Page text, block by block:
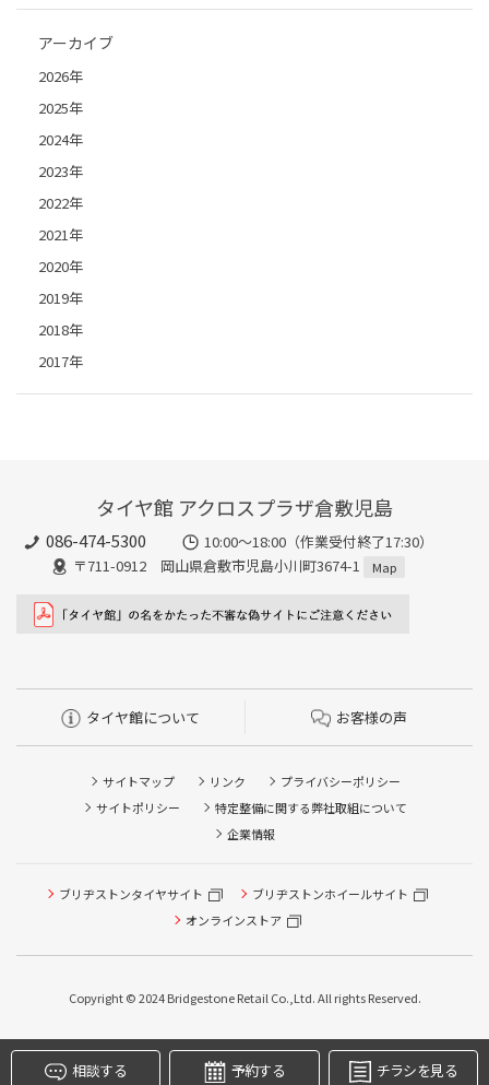
アーカイブ
2026年
2025年
2024年
2023年
2022年
2021年
2020年
2019年
2018年
2017年
タイヤ館 アクロスプラザ倉敷児島
086-474-5300
10:00〜18:00（作業受付終了17:30）
〒711-0912 岡山県倉敷市児島小川町3674-1
Map
タイヤ館について お客様の声
サイトマップ リンク
プライバシーポリシー
サイトポリシー
特定整備に関する弊社取組について
企業情報
ブリヂストンタイヤサイト
ブリヂストンホイールサイト
オンラインストア
Copyright © 2024 Bridgestone Retail Co.,Ltd. All rights Reserved.
相談する 予約する チラシを見る
タイヤ点検・安全点検/タイヤ履き替え/オイル交換/その他
ピット作業の予約
本日のタイヤ履き替え順番待ち予約 ※クローク契約会員の